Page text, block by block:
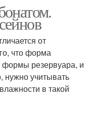
для бассейна
от
что форма
формы резервуара, и
нужно учитывать
в такой